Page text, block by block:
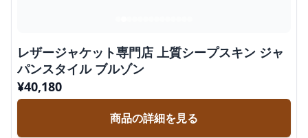
レザージャケット専門店 上質シープスキン ジャ
パンスタイル ブルゾン
¥40,180
商品の詳細を見る